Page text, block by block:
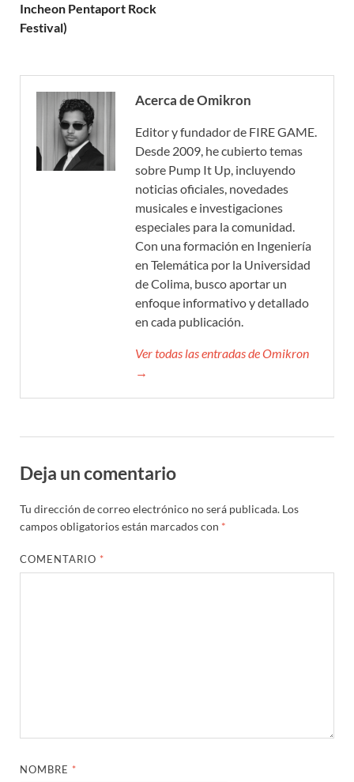
Incheon Pentaport Rock
Festival)
Acerca de Omikron
Editor y fundador de FIRE GAME.
Desde 2009, he cubierto temas
sobre Pump It Up, incluyendo
noticias oficiales, novedades
musicales e investigaciones
especiales para la comunidad.
Con una formación en Ingeniería
en Telemática por la Universidad
de Colima, busco aportar un
enfoque informativo y detallado
en cada publicación.
Ver todas las entradas de Omikron
→
Deja un comentario
Tu dirección de correo electrónico no será publicada. Los
campos obligatorios están marcados con *
COMENTARIO *
NOMBRE *